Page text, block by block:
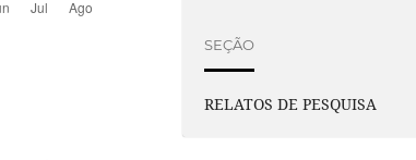
SEÇÃO
RELATOS DE PESQUISA